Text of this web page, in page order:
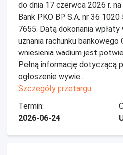
do dnia 17 czerwca 2026 r.
Bank PKO BP S.A. nr 36
7655. Datą dokonania
uznania rachunku bankowego
wniesienia wadium jest
Pełną informację dotyczącą
ogłoszenie wywie...
Szczegóły przetargu
Termin:
2026-06-24